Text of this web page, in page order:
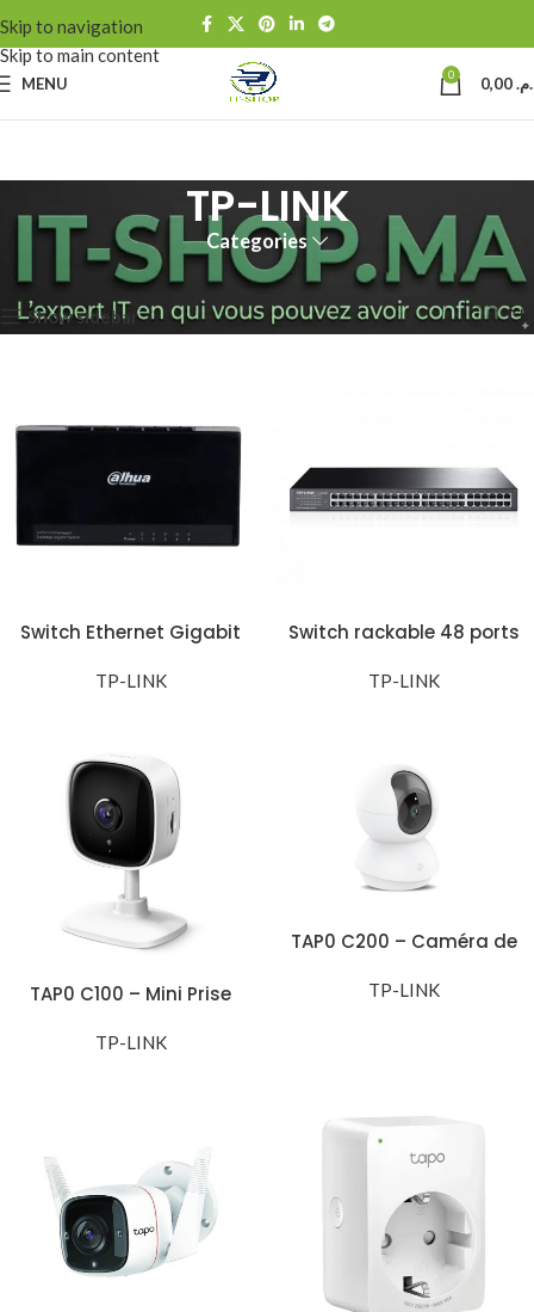
Skip to navigation
Skip to main content
MENU 0
TP-LINK
Categories
TP-LINK Page 4 Affichage de 37–48 sur 66 résultats
Show sidebar
Switch Ethernet Gigabit
8GT – L – V2
TP-LINK
Switch rackable 48 ports
TP-LINK
TAP0 C100 – Mini Prise
TP-LINK
TAP0 C200 – Caméra de
panoramique et
TP-LINK